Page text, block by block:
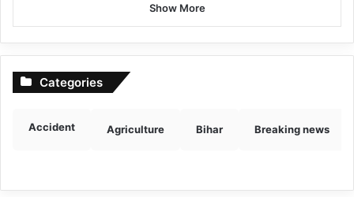
Show More
Categories
Accident Agriculture Bihar Breaking news